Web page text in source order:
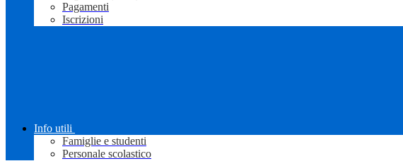
Pagamenti
Iscrizioni
Info utili
Famiglie e studenti
Personale scolastico